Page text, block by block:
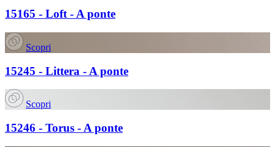
15165 - Loft - A ponte
Scopri
15245 - Littera - A ponte
Scopri
15246 - Torus - A ponte